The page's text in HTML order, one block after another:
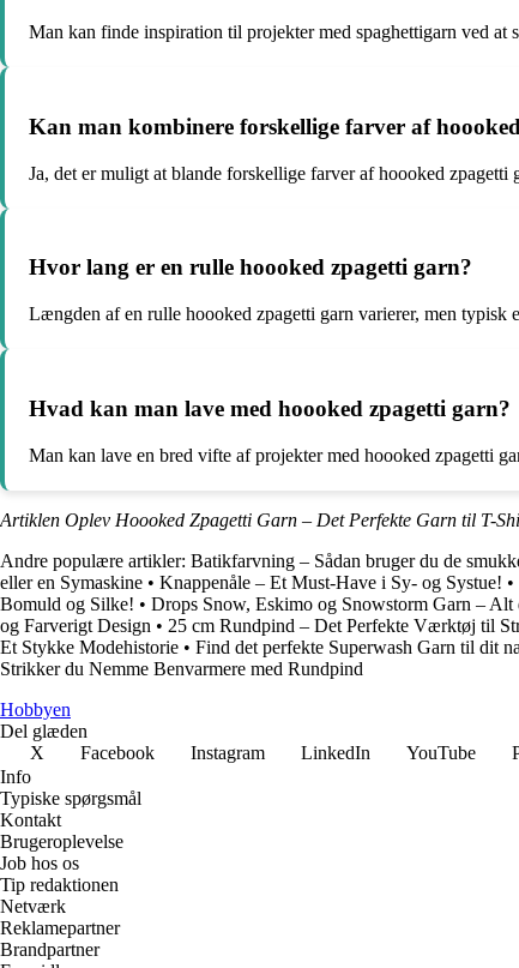
Man kan finde inspiration til projekter med spaghettigarn ved at
Kan man kombinere forskellige farver af
Ja, det er muligt at blande forskellige farver af hoooked
Hvor lang er en rulle hoooked zpagetti garn?
Længden af en rulle hoooked zpagetti garn varierer, men typisk
Hvad kan man lave med hoooked zpagetti garn?
Man kan lave en bred vifte af projekter med hoooked zpagetti
Artiklen Oplev Hoooked Zpagetti Garn – Det Perfekte Garn til T-
Andre populære artikler: Batikfarvning – Sådan bruger du de
eller en Symaskine • Knappenåle – Et Must-Have i Sy- og Systue! •
Bomuld og Silke! • Drops Snow, Eskimo og Snowstorm Garn – Alt
og Farverigt Design • 25 cm Rundpind – Det Perfekte Værktøj til
Et Stykke Modehistorie • Find det perfekte Superwash Garn til dit
Strikker du Nemme Benvarmere med Rundpind
Hobbyen
Del glæden
X
Facebook Instagram LinkedIn YouTube
Info
Typiske spørgsmål
Kontakt
Brugeroplevelse
Job hos os
Tip redaktionen
Netværk
Reklamepartner
Brandpartner